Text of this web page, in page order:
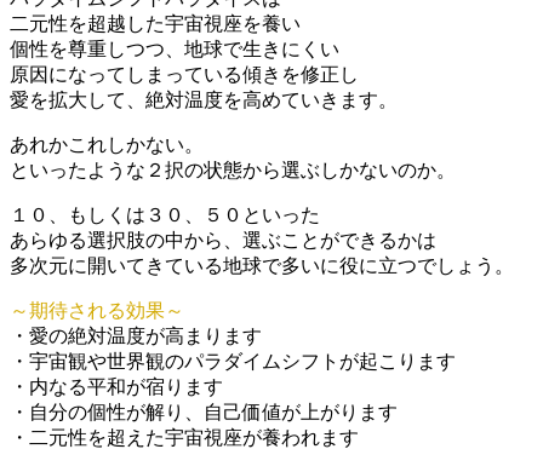
二元性を超越した宇宙視座を養い
個性を尊重しつつ、地球で生きにくい
原因になってしまっている傾きを修正し
愛を拡大して、絶対温度を高めていきます。
あれかこれしかない。
といったような２択の状態から選ぶしかないのか。
１０、もしくは３０、５０といった
あらゆる選択肢の中から、選ぶことができるかは
多次元に開いてきている地球で多いに役に立つでしょう。
～期待される効果～
・愛の絶対温度が高まります
・宇宙観や世界観のパラダイムシフトが起こります
・内なる平和が宿ります
・自分の個性が解り、自己価値が上がります
・二元性を超えた宇宙視座が養われます